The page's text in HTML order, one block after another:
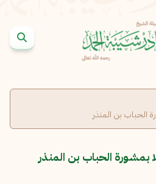
الحباب بن المنذر
بمشورة الحباب بن المنذر
عن مشكلة
نسخ